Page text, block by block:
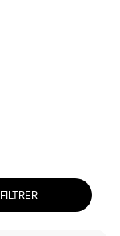
FILTRER